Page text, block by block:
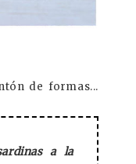
de formas...
a la